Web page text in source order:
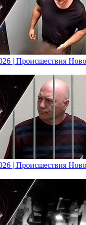
| Происшествия
| Происшествия